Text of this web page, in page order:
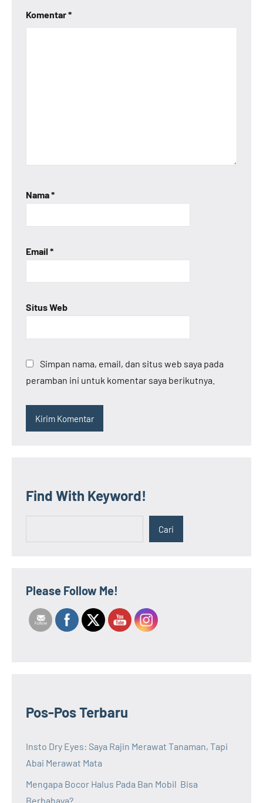
Komentar*
Nama*
Email *
Situs Web
Simpan nama, email, dan situs web saya pada
peramban ini untuk komentar saya berikutnya.
Find With Keyword!
Cari
Please Follow Me!
Pos-Pos Terbaru
Insto Dry Eyes: Saya Rajin Merawat Tanaman, Tapi
Abai Merawat Mata
Mengapa Bocor Halus Pada Ban Mobil Bisa
Berbahaya?